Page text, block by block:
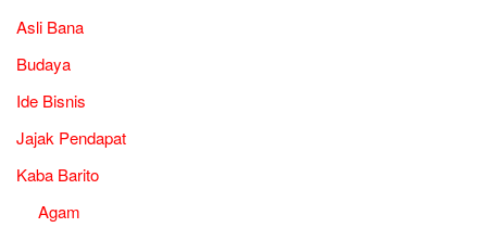
Asli Bana
Budaya
Ide Bisnis
Jajak Pendapat
Kaba Barito
Agam